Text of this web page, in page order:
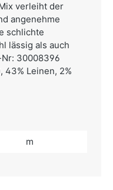
verleiht der
angenehme
schlichte
lässig als auch
30008396
43% Leinen, 2%
m